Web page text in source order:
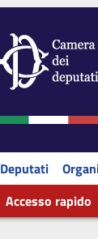
Deputati
Accesso rapido